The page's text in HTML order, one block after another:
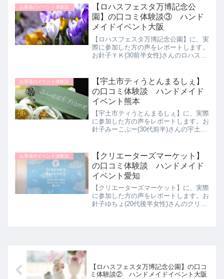
ンドメイド好きの友人に誘われたのがき
っかけ、ハンドメイド...
お客様のイベント体験談
【ロハスフェスタ万博記念公
園】の口コミ体験談③ ハンド
メイドイベント大阪
【ロハスフェスタ万博記念公園】に、実
際に参加した方の声をレポートします。
お針子ＹＫ(30前半女性)さんのロハスフ
のがたくさん出店していて、毎年参加で
きる限り参加していま...
お客様のイベント体験談
【宇土市ティうとんまるしぇ】
の口コミ体験談 ハンドメイド
イベント熊本
【宇土市ティうとんまるしぇ】に、実際
に参加した方の声をレポートします。お
針子みーこぶー(30代前半)さんの宇土市
とんまるしぇ。家から車で17分くらい
の場所で、買い物がて...
お客様のイベント体験談
【クリエーターズマーケット】
の口コミ体験談 ハンドメイド
イベント愛知
【クリエーターズマーケット】に、実際
に参加した方の声をレポートします。お
針子ゆちょ(20代後半女性)さんのクリエ
【ロハスフェスタ万博記念公園】の口コ
ミ体験談② ハンドメイドイベント大阪